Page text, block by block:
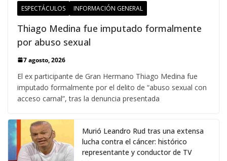
ESPECTÁCULOS INFORMACIÓN GENERAL
Thiago Medina fue imputado formalmente
por abuso sexual
7 agosto, 2026
El ex participante de Gran Hermano Thiago Medina fue
imputado formalmente por el delito de “abuso sexual con
acceso carnal”, tras la denuncia presentada
Murió Leandro Rud tras una extensa
lucha contra el cáncer: histórico
representante y conductor de TV